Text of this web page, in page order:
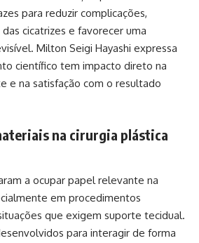
para reduzir complicações,
cicatrizes e favorecer uma
Milton Seigi Hayashi expressa
científico tem impacto direto na
e na satisfação com o resultado
na cirurgia plástica
a ocupar papel relevante na
em procedimentos
que exigem suporte tecidual.
para interagir de forma